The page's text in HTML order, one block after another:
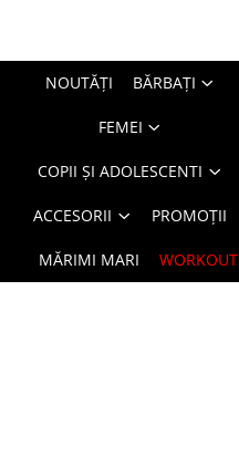
NOUTĂŢI BĂRBAŢI
FEMEI
COPII ȘI ADOLESCENTI
ACCESORII PROMOȚII
MĂRIMI MARI WORKOUT